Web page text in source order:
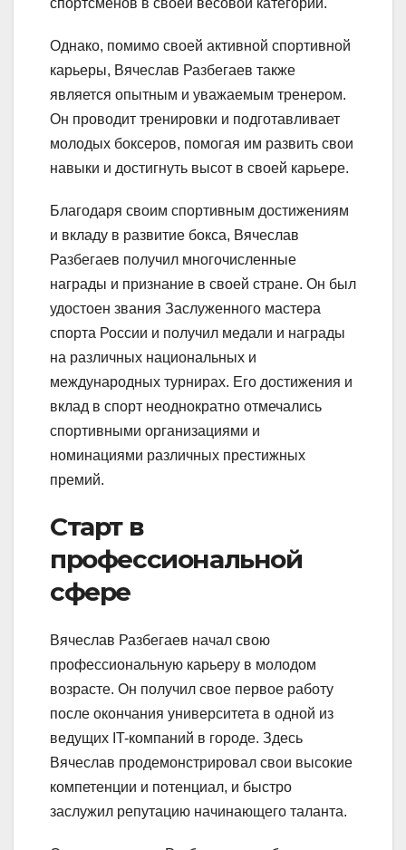
Однако, помимо своей активной спортивной
карьеры, Вячеслав Разбегаев также
является опытным и уважаемым тренером.
Он проводит тренировки и подготавливает
молодых боксеров, помогая им развить свои
навыки и достигнуть высот в своей карьере.
Благодаря своим спортивным достижениям
и вкладу в развитие бокса, Вячеслав
Разбегаев получил многочисленные
награды и признание в своей стране. Он был
удостоен звания Заслуженного мастера
спорта России и получил медали и награды
на различных национальных и
международных турнирах. Его достижения и
вклад в спорт неоднократно отмечались
спортивными организациями и
номинациями различных престижных
премий.
Старт в
профессиональной
сфере
Вячеслав Разбегаев начал свою
профессиональную карьеру в молодом
возрасте. Он получил свое первое работу
после окончания университета в одной из
ведущих IT-компаний в городе. Здесь
Вячеслав продемонстрировал свои высокие
компетенции и потенциал, и быстро
заслужил репутацию начинающего таланта.